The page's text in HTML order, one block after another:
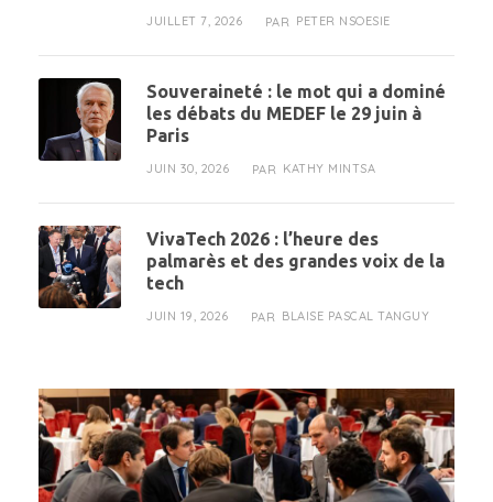
JUILLET 7, 2026 PAR PETER NSOESIE
Souveraineté : le mot qui a dominé
les débats du MEDEF le 29 juin à
Paris
JUIN 30, 2026 PAR KATHY MINTSA
VivaTech 2026 : l’heure des
palmarès et des grandes voix de la
tech
JUIN 19, 2026 PAR BLAISE PASCAL TANGUY